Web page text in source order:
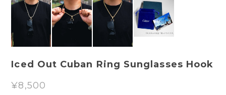
Iced Out Cuban Ring Sunglasses Hook
¥8,500